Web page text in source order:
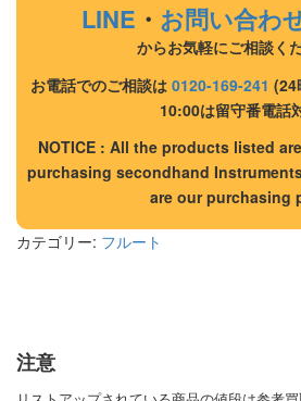
LINE ・ お問い合わ
からお気軽にご相談く
お電話でのご相談は 0120-169-241 (24
10:00は留守番電話
NOTICE : All the products listed
purchasing secondhand
are our purchasing
カテゴリー: フルート
注意